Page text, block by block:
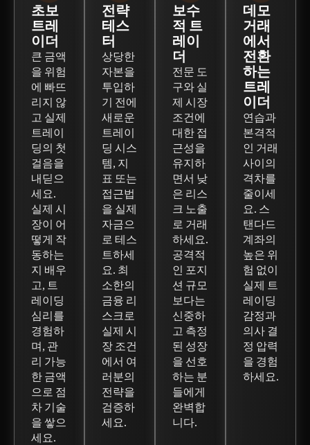
초보
트레
이더
큰 금액
을 위험
에 빠뜨
리지 않
고 실제
트레이
딩의 첫
걸음을
내딛으
세요.
실제 시
장이 어
떻게 작
동하는
지 배우
고, 트
레이딩
심리를
경험하
며, 관
리 가능
한 금액
으로 점
차 기술
을 쌓으
세요.
전략
테스
터
상당한
자본을
투입하
기 전에
새로운
트레이
딩 시스
템, 지
표 또는
접근법
을 실제
자금으
로 테스
트하세
요. 최
소한의
금융 리
스크로
실제 시
장 조건
에서 여
러분의
전략을
검증하
세요.
보수
적 트
레이
더
전문 도
구와 실
제 시장
조건에
대한 접
근성을
유지하
면서 낮
은 리스
크 노출
로 거래
하세요.
공격적
인 포지
션 규모
보다는
신중하
고 측정
된 성장
을 선호
하는 분
들에게
완벽합
니다.
데모
거래
에서
전환
하는
트레
이더
연습과
본격적
인 거래
사이의
격차를
줄이세
요. 스
탠다드
계좌의
높은 위
험 없이
실제 트
레이딩
감정과
의사 결
정 압력
을 경험
하세요.